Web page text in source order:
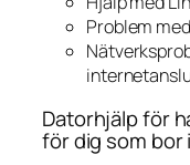
Problem
Datorhjälp för
för dig som bor